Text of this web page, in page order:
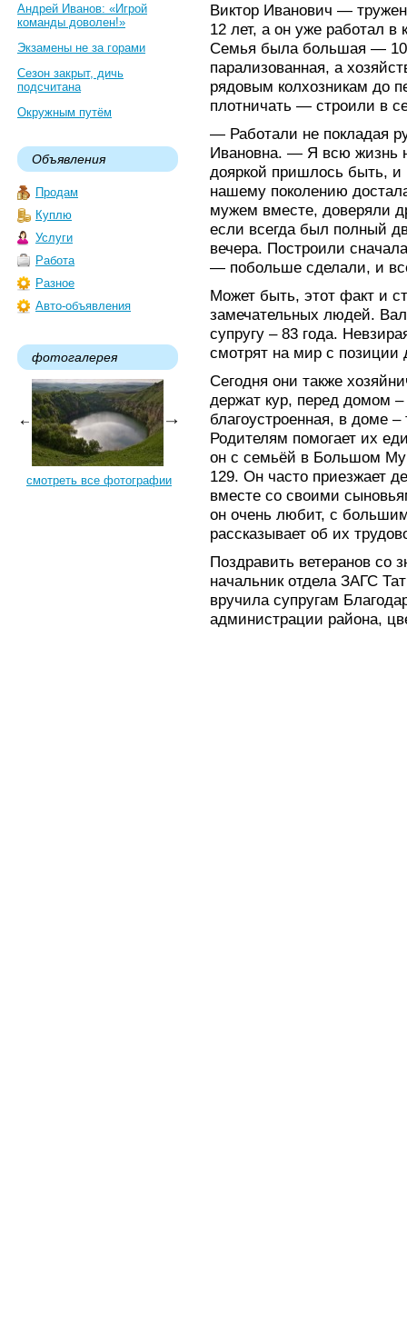
Андрей Иванов: «Игрой
команды доволен!»
Экзамены не за горами
Сезон закрыт, дичь
подсчитана
Окружным путём
Объявления
Продам
Куплю
Услуги
Работа
Разное
Авто-объявления
фотогалерея
смотреть все фотографии
Виктор Иванович —
12 лет, а он уже работал
Семья была большая — 10
парализованная, а
рядовым колхозникам до
плотничать — строили в
— Работали не покладая
Ивановна. — Я всю жизнь
дояркой пришлось быть, и
нашему поколению
мужем вместе, доверяли
если всегда был полный
вечера. Построили
— побольше сделали, и
Может быть, этот факт и
замечательных людей.
супругу – 83 года.
смотрят на мир с позиции
Сегодня они также
держат кур, перед домом –
благоустроенная, в доме
Родителям помогает их
он с семьёй в Большом
129. Он часто приезжает
вместе со своими
он очень любит, с
рассказывает об их
Поздравить ветеранов со
начальник отдела ЗАГС
вручила супругам
администрации района,